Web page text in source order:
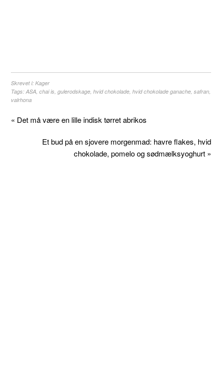
Skrevet i:Kager
Tags:ASA,chai is,gulerodskage,hvid chokolade,hvid chokolade ganache,safran,
valrhona
« Det må være en lille indisk tørret abrikos
Et bud på en sjovere morgenmad: havre flakes, hvid
chokolade, pomelo og sødmælksyoghurt »